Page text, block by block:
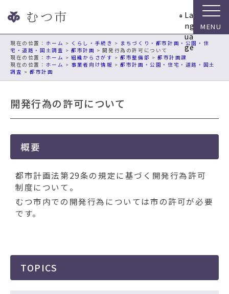
ビ
La
ng
ua
ge
現在の位置： ホーム > くらし・手続き > まちづくり・都市計画・公園・住
宅・道路・国土調査 >都市計画 > 開発行為の許可について
ホーム >組織からさがす >都市整備部 >都市計画課
ホーム > 事業者向け情報 >都市計画・公園・住宅・道路・国土
調査 >都市計画
開発行為の許可について
概要
都市計画法第29条の規定に基づく開発行為許可
制度について。
むつ市内での開発行為については市の許可が必要
です。
TOPICS